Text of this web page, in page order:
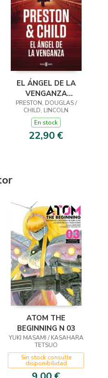
EL ÁNGEL DE LA
VENGANZA
(INSPECTOR
PENDERGAST 22)
PRESTON, DOUGLAS /
CHILD, LINCOLN
En stock
22,90 €
ATOM THE
BEGINNING N 03
YUKI MASAMI / KASAHARA
TETSUO
Sin stock consulte
disponibilidad